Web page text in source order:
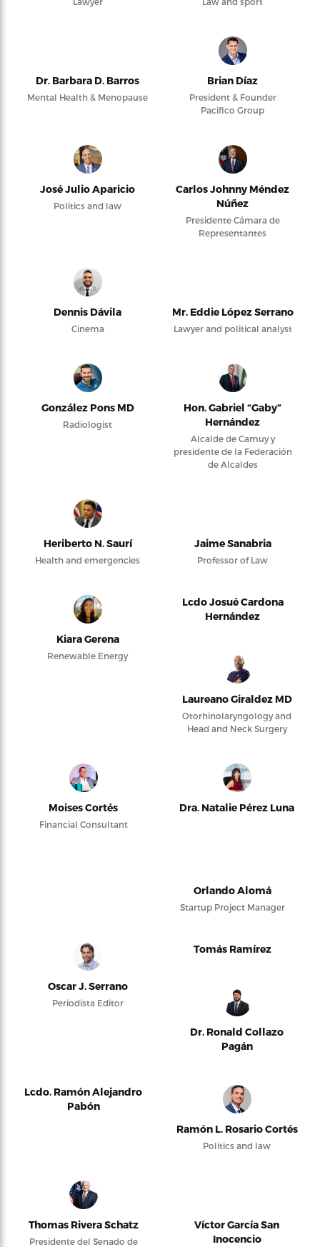
Dr. Barbara D. Barros
Mental Health & Menopause
Brian Díaz
President & Founder
Pacifico Group
José Julio Aparicio
Politics and law
Carlos Johnny Méndez
Núñez
Presidente Cámara de
Representantes
Dennis Dávila
Cinema
Mr. Eddie López Serrano
Lawyer and political analyst
González Pons MD
Radiologist
Hon. Gabriel “Gaby”
Hernández
Alcalde de Camuy y
presidente de la Federación
de Alcaldes
Heriberto N. Saurí
Health and emergencies
Jaime Sanabria
Professor of Law
Kiara Gerena
Renewable Energy
Lcdo Josué Cardona
Hernández
Laureano Giraldez MD
Otorhinolaryngology and
Head and Neck Surgery
Moises Cortés
Financial Consultant
Dra. Natalie Pérez Luna
Orlando Alomá
Startup Project Manager
Oscar J. Serrano
Periodista Editor
Tomás Ramírez
Dr. Ronald Collazo
Pagán
Lcdo. Ramón Alejandro
Pabón
Ramón L. Rosario Cortés
Politics and law
Thomas Rivera Schatz
Presidente del Senado de
Víctor García San
Inocencio